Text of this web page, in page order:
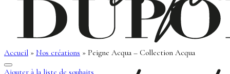
Accueil » Nos créations » Peigne Acqua – Collection Acqua